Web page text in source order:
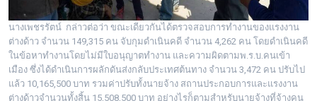
นางเพชรรัตน์ กล่าวต่อว่า ขณะเดียวกันได้ตรวจสอบการทำงานของแรงงาน
ต่างด้าว จำนวน 149,315 คน จับกุมดำเนินคดี จำนวน 4,262 คน โดยดำเนินคดี
ในข้อหาทำงานโดยไม่มีใบอนุญาตทำงาน และความผิดตามพ.ร.บ.คนเข้า
เมือง ซึ่งได้ดำเนินการผลักดันส่งกลับประเทศต้นทาง จำนวน 3,472 คน ปรับไป
แล้ว 10,165,500 บาท รวมค่าปรับทั้งนายจ้าง สถานประกอบการและแรงงาน
ต่างด้าวจำนวนทั้งสิ้น 15,508,500 บาท อย่างไรก็ตามสำหรับนายจ้างที่จ้างคน